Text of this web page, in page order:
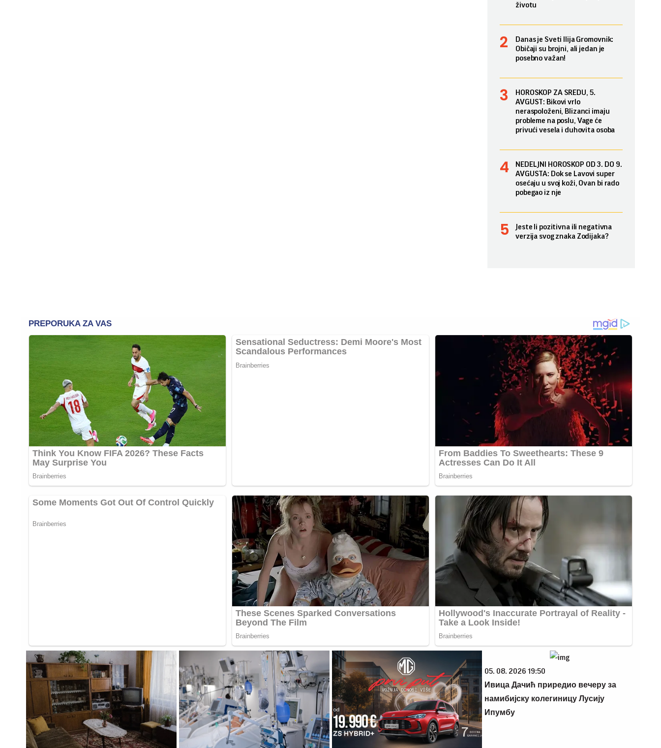
životu
Danas je Sveti Ilija Gromovnik:
Običaji su brojni, ali jedan je
posebno važan!
HOROSKOP ZA SREDU, 5.
AVGUST: Bikovi vrlo
neraspoloženi, Blizanci imaju
probleme na poslu, Vage će
privući vesela i duhovita osoba
NEDELJNI HOROSKOP OD 3. DO 9.
AVGUSTA: Dok se Lavovi super
osećaju u svoj koži, Ovan bi rado
pobegao iz nje
Jeste li pozitivna ili negativna
verzija svog znaka Zodijaka?
05. 08. 2026 19:50
Ивица Дачић приредио вечеру за
намибијску колегиницу Лусију
Ипумбу